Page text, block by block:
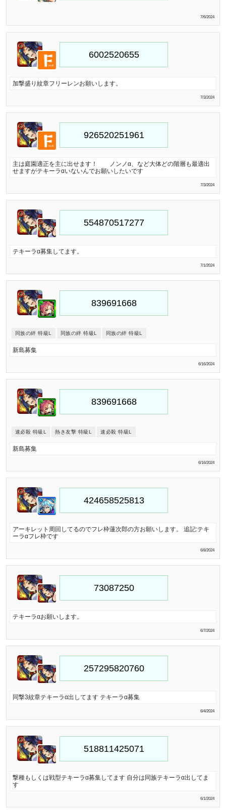
7/6/2024
加撃盛り紋章フリーレンお願いします。
7/3/2024
主は庭園適正を主に出せます！ ノンノα、など大体どの階層も最適出
せますがテキーラαいないんでお願いしたいです
7/3/2024
テキーラα募集してます。
7/1/2024
同族の絆 特級L 同族の絆 特級L 同族の絆 特級L
新島募集
6/16/2024
速必殺 特級L 熱き友撃 特級L 速必殺 特級L
新島募集
6/16/2024
アーキレット周回してるのでフレ枠蓮次郎の方お願いします。 追記:テキ
ーラαフレ枠です
6/8/2024
テキーラαお願いします。
6/7/2024
同撃3紋章テキーラα出してます テキーラα募集
6/4/2024
撃種もしくは戦型テキーラα募集してます 自分は同族テキーラα出してま
す
6/1/2024